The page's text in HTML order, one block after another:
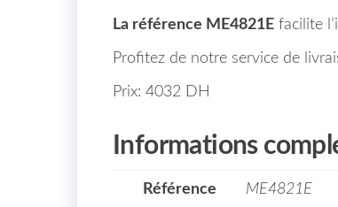
La référence ME4821E facilite
Profitez de notre service de
Prix: 4032 DH
Informations
Référence ME4821E